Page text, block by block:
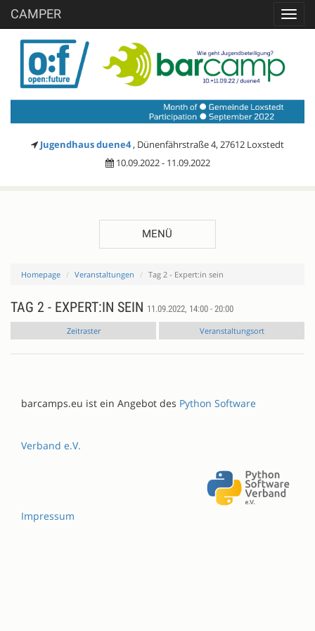
CAMPER
Jugendhaus duene4 , Dünenfährstraße 4, 27612 Loxstedt
10.09.2022 - 11.09.2022
MENÜ
Homepage Veranstaltungen Tag 2 - Expert:in sein
TAG 2 - EXPERT:IN SEIN 11.09.2022, 14:00 - 20:00
Zeitraster Veranstaltungsort
barcamps.eu ist ein Angebot des Python Software
Verband e.V.
Impressum